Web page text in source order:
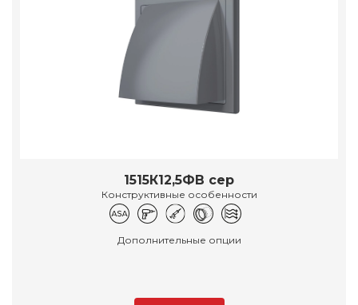
1515К12,5ФВ сер
Конструктивные особенности
Дополнительные опции